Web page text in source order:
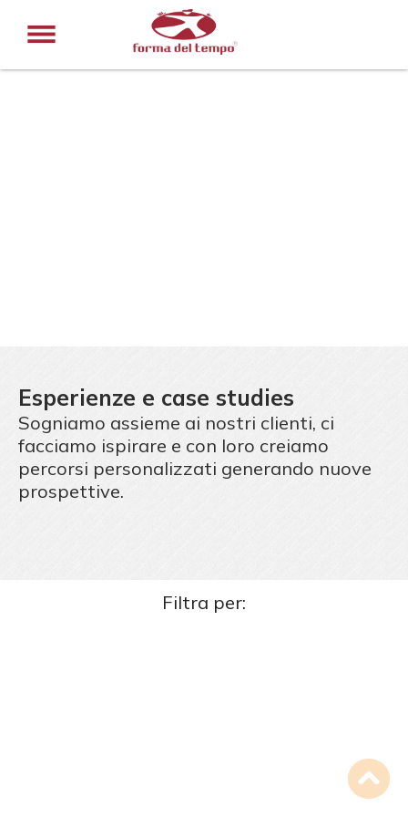
Esperienze e case studies
Sogniamo assieme ai nostri clienti, ci
facciamo ispirare e con loro creiamo
percorsi personalizzati generando nuove
prospettive.
Filtra per: